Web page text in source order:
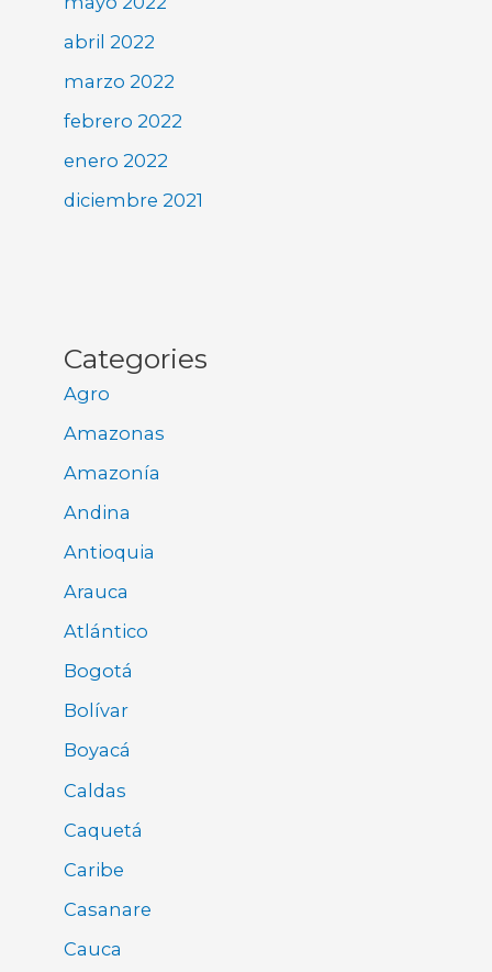
abril 2022
marzo 2022
febrero 2022
enero 2022
diciembre 2021
Categories
Agro
Amazonas
Amazonía
Andina
Antioquia
Arauca
Atlántico
Bogotá
Bolívar
Boyacá
Caldas
Caquetá
Caribe
Casanare
Cauca